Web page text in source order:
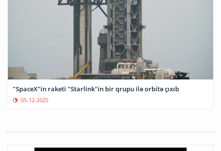
"SpaceX"in raketi "Starlink"in bir qrupu ilə orbitə çıxıb
05-12-2025